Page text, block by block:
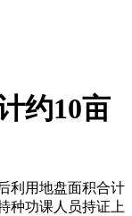
约10亩
用地盘面积合计
种功课人员持证上